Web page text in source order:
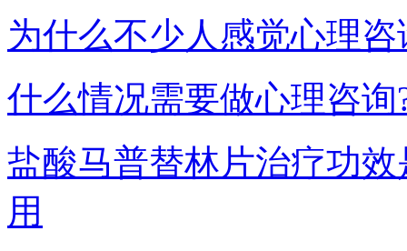
为什么不少人感觉心理
什么情况需要做心理咨询
盐酸马普替林片治疗功
用